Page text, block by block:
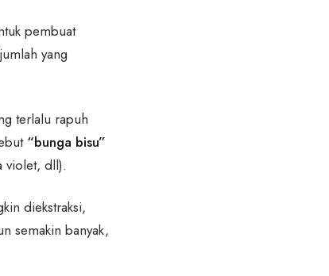
pembuat
yang
terlalu rapuh
“bunga bisu”
violet, dll).
diekstraksi,
semakin banyak,